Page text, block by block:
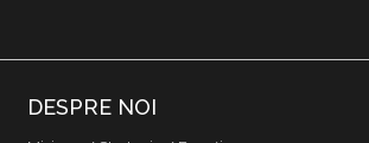
DESPRE NOI